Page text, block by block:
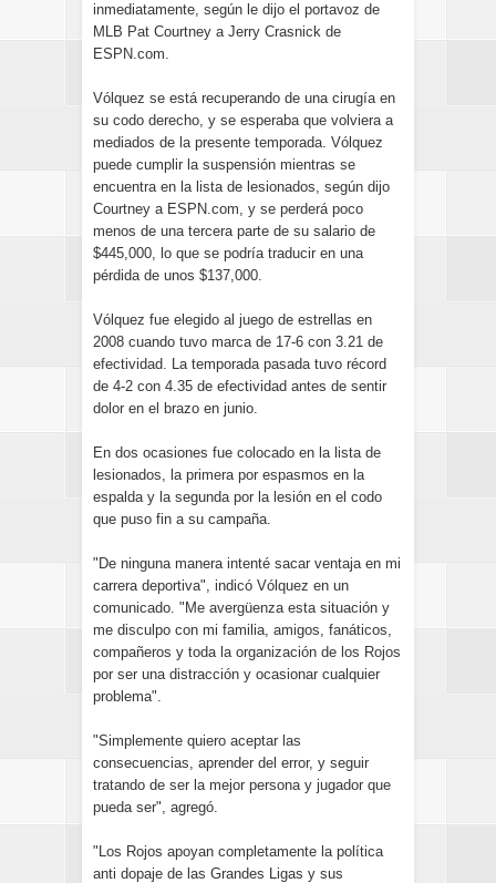
inmediatamente, según le dijo el portavoz de
MLB Pat Courtney a Jerry Crasnick de
ESPN.com.
Vólquez se está recuperando de una cirugía en
su codo derecho, y se esperaba que volviera a
mediados de la presente temporada. Vólquez
puede cumplir la suspensión mientras se
encuentra en la lista de lesionados, según dijo
Courtney a ESPN.com, y se perderá poco
menos de una tercera parte de su salario de
$445,000, lo que se podría traducir en una
pérdida de unos $137,000.
Vólquez fue elegido al juego de estrellas en
2008 cuando tuvo marca de 17-6 con 3.21 de
efectividad. La temporada pasada tuvo récord
de 4-2 con 4.35 de efectividad antes de sentir
dolor en el brazo en junio.
En dos ocasiones fue colocado en la lista de
lesionados, la primera por espasmos en la
espalda y la segunda por la lesión en el codo
que puso fin a su campaña.
"De ninguna manera intenté sacar ventaja en mi
carrera deportiva", indicó Vólquez en un
comunicado. "Me avergüenza esta situación y
me disculpo con mi familia, amigos, fanáticos,
compañeros y toda la organización de los Rojos
por ser una distracción y ocasionar cualquier
problema".
"Simplemente quiero aceptar las
consecuencias, aprender del error, y seguir
tratando de ser la mejor persona y jugador que
pueda ser", agregó.
"Los Rojos apoyan completamente la política
anti dopaje de las Grandes Ligas y sus